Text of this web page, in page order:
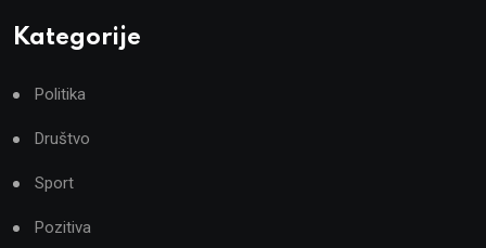
Kategorije
Politika
Društvo
Sport
Pozitiva